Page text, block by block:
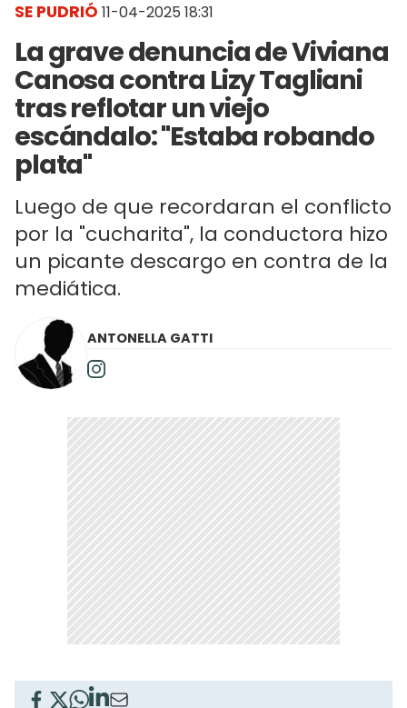
SE PUDRIÓ 11-04-2025 18:31
La grave denuncia de Viviana
Canosa contra Lizy Tagliani
tras reflotar un viejo
escándalo: "Estaba robando
plata"
Luego de que recordaran el conflicto
por la "cucharita", la conductora hizo
un picante descargo en contra de la
mediática.
ANTONELLA GATTI